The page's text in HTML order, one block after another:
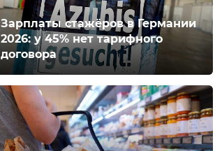
Зарплаты стажёров в Германии
2026: у 45% нет тарифного
договора